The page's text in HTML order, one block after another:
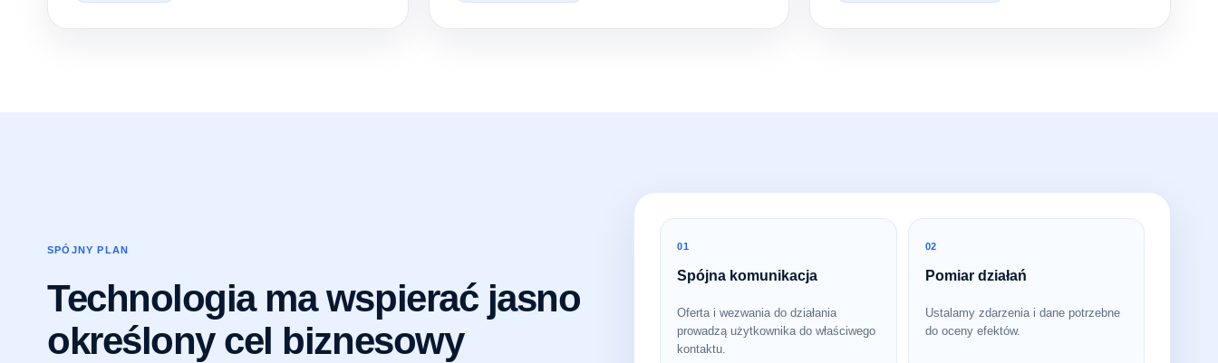
SPÓJNY PLAN
Technologia ma wspierać jasno
określony cel biznesowy
01
Spójna komunikacja
Oferta i wezwania do działania
prowadzą użytkownika do właściwego
kontaktu.
02
Pomiar działań
Ustalamy zdarzenia i dane potrzebne
do oceny efektów.